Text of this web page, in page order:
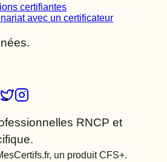
certifiantes
avec un certificateur
RNCP et
un produit CFS+.